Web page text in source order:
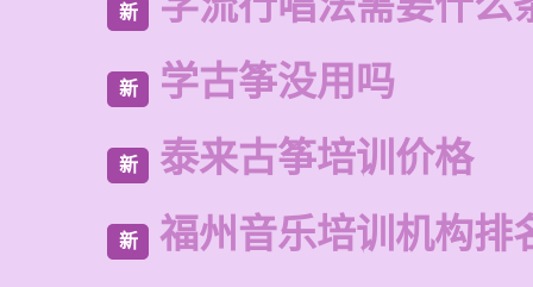
新
新 学古筝没用吗
新 泰来古筝培训价格
新 福州音乐培训机构排